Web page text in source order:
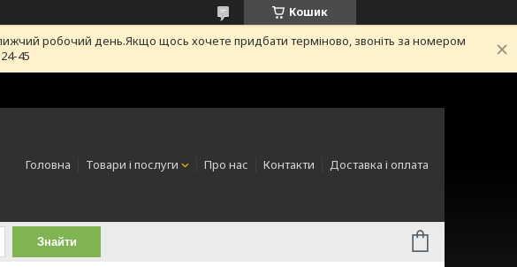
Кошик
робочий день.Якщо щось хочете придбати терміново, звоніть за номером
45
Головна Товари і послуги Про нас Контакти Доставка і оплата
Знайти